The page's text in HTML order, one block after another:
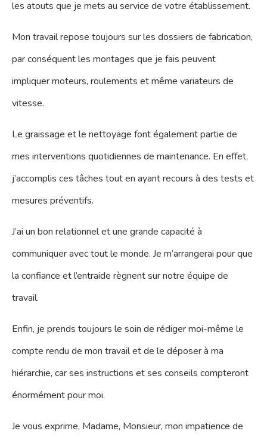
les atouts que je mets au service de votre établissement.
Mon travail repose toujours sur les dossiers de fabrication,
par conséquent les montages que je fais peuvent
impliquer moteurs, roulements et même variateurs de
vitesse.
Le graissage et le nettoyage font également partie de
mes interventions quotidiennes de maintenance. En effet,
j’accomplis ces tâches tout en ayant recours à des tests et
mesures préventifs.
J’ai un bon relationnel et une grande capacité à
communiquer avec tout le monde. Je m’arrangerai pour que
la confiance et l’entraide règnent sur notre équipe de
travail.
Enfin, je prends toujours le soin de rédiger moi-même le
compte rendu de mon travail et de le déposer à ma
hiérarchie, car ses instructions et ses conseils compteront
énormément pour moi.
Je vous exprime, Madame, Monsieur, mon impatience de